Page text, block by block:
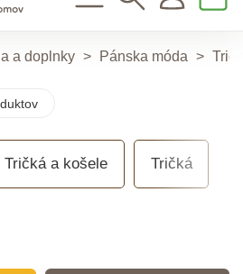
a doplnky > Pánska móda >
Tričká a košele Tričká